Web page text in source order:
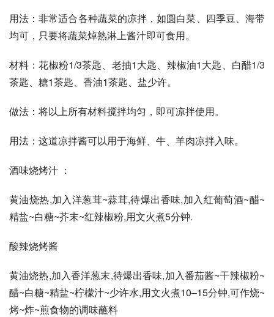
用法：非常适合各种蔬菜的凉拌，如圆白菜、四季豆、海带
均可，只要将蔬菜焯熟淋上酱汁即可食用。
材料：花椒粉1/3茶匙、老抽1大匙、辣椒油1大匙、白醋1/3
茶匙、糖1茶匙、香油1茶匙、盐少许。
做法：将以上所有材料搅拌均匀，即可凉拌使用。
用法：这道凉拌酱可以用于海鲜、牛、羊肉凉拌入味。
酒味烧烤汁 ：
黄油烧热,加入洋葱茸~蒜茸,待爆出香味,加入红葡萄酒~醋~
精盐~白糖~芥末~红辣椒粉,用文火煮5分钟.
酸辣烧烤酱
黄油烧热,加入香洋葱末,待爆出香味,加入番茄酱~干辣椒粉~
醋~白糖~精盐~柠檬汁~少许水,用文火煮10–15分钟,可作烧~
烤~炸~煎食物的调味蘸料